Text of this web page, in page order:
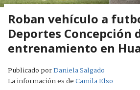
Roban vehículo a
Deportes Concepción
entrenamiento en
Publicado porDaniela Salgado
La información es deCamila Elso